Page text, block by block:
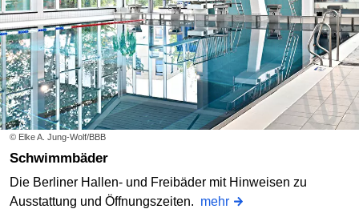
© Elke A. Jung-Wolf/BBB
Schwimmbäder
Die Berliner Hallen- und Freibäder mit Hinweisen zu
Ausstattung und Öffnungszeiten. mehr